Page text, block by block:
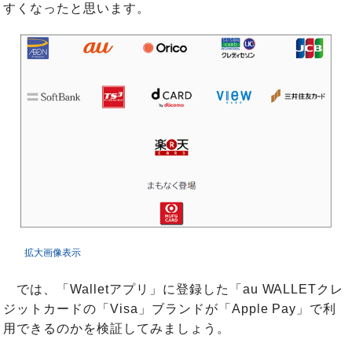
すくなったと思います。
拡大画像表示
では、「Walletアプリ」に登録した「au WALLETクレ
ジットカードの「Visa」ブランドが「Apple Pay」で利
用できるのかを検証してみましょう。